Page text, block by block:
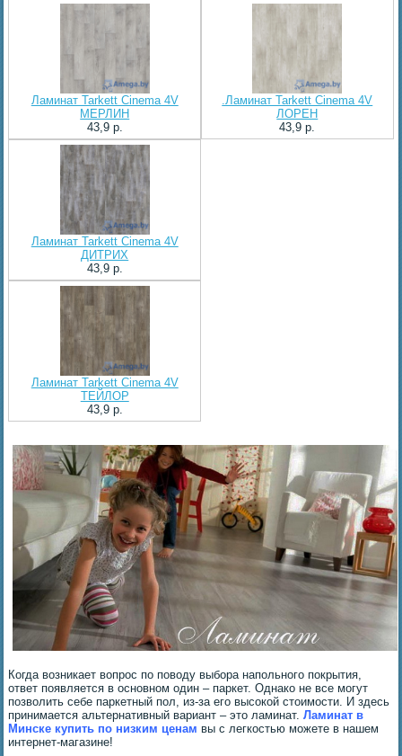
Ламинат Tarkett Cinema 4V
МЕРЛИН
43,9 p.
.Ламинат Tarkett Cinema 4V
ЛОРЕН
43,9 p.
Ламинат Tarkett Cinema 4V
ДИТРИХ
43,9 p.
Ламинат Tarkett Cinema 4V
ТЕЙЛОР
43,9 p.
Когда возникает вопрос по поводу выбора напольного покрытия,
ответ появляется в основном один – паркет. Однако не все могут
позволить себе паркетный пол, из-за его высокой стоимости. И здесь
принимается альтернативный вариант – это ламинат.Ламинат в
Минске купить по низким ценам вы с легкостью можете в нашем
интернет-магазине!